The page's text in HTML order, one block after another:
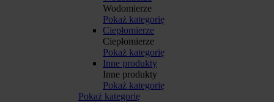
Wodomierze
Pokaż kategorię
Ciepłomierze
Ciepłomierze
Pokaż kategorię
Inne produkty
Inne produkty
Pokaż kategorię
Pokaż kategorię